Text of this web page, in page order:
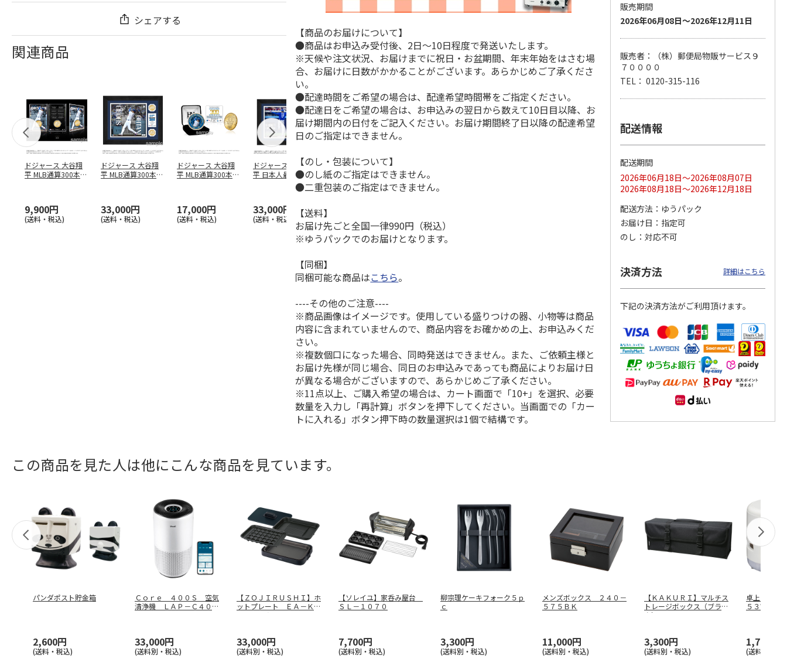
シェアする
関連商品
ドジャース 大谷翔
平 MLB通算300本塁
9,900円
(送料・税込)
ドジャース 大谷翔
平 MLB通算300本塁
33,000円
(送料・税込)
ドジャース 大谷翔
平 MLB通算300本塁
17,000円
(送料・税込)
ドジャース 大谷翔
平 日本人最多53試
合連続出塁記念 ダ
33,000円
(送料・税込)
MLB ドジャース 大
谷翔平 2026 NL 3・
4月投手…
平 日本人最多53試
合連続出塁記念 コ
イ…
ドジャース 大谷翔
平 日本人最多53試
合連続出塁記念 シ
ル…
17,000円
(送料・税込)
谷翔平 2026 NL 3・
4月投手…
【商品のお届けについて】
●商品はお申込み受付後、2日～10日程度で発送いたします。
※天候や注文状況、お届けまでに祝日・お盆期間、年末年始をはさむ場
合、お届けに日数がかかることがございます。あらかじめご了承くださ
い。
●配達時間をご希望の場合は、配達希望時間帯をご指定ください。
●配達日をご希望の場合は、お申込みの翌日から数えて10日目以降、お
届け期間内の日付をご記入ください。お届け期間終了日以降の配達希望
日のご指定はできません。
【のし・包装について】
●のし紙のご指定はできません。
●二重包装のご指定はできません。
【送料】
お届け先ごと全国一律990円（税込）
※ゆうパックでのお届けとなります。
【同梱】
同梱可能な商品はこちら。
----その他のご注意----
※商品画像はイメージです。使用している盛りつけの器、小物等は商品
内容に含まれていませんので、商品内容をお確かめの上、お申込みくだ
さい。
※複数個口になった場合、同時発送はできません。また、ご依頼主様と
お届け先様が同じ場合、同日のお申込みであっても商品によりお届け日
が異なる場合がございますので、あらかじめご了承ください。
※11点以上、ご購入希望の場合は、カート画面で「10+」を選択、必要
数量を入力し「再計算」ボタンを押下してください。当画面での「カー
トに入れる」ボタン押下時の数量選択は1個で結構です。
販売期間
2026年06月08日～2026年12月11日
販売者：（株）郵便局物販サービス９
７００００
TEL： 0120-315-116
配送情報
配送期間
2026年06月18日～2026年08月07日
2026年08月18日～2026年12月18日
配送方法
ゆうパック
お届け日
指定可
のし
対応不可
決済方法 詳細はこちら
下記の決済方法がご利用頂けます。
この商品を見た人は他にこんな商品を見ています。
パンダポスト貯金箱
2,600円
(送料・税込)
Ｃｏｒｅ ４００Ｓ 空気
清浄機 ＬＡＰ－Ｃ４０１
33,000円
(送料別・税込)
【ＺＯＪＩＲＵＳＨＩ】ホ
ットプレート ＥＡ－ＫＫ
33,000円
(送料別・税込)
【ソレイユ】家呑み屋台
ＳＬ－１０７０
7,700円
(送料別・税込)
柳宗理ケーキフォーク５ｐ
ｃ
3,300円
(送料別・税込)
メンズボックス ２４０－
５７５ＢＫ
11,000円
(送料別・税込)
【ＫＡＫＵＲＩ】マルチス
トレージボックス（ブラッ
ク） ４６
3,300円
(送料別・税込)
卓上クリー
５３Ｗ
1,760円
(送料別・税